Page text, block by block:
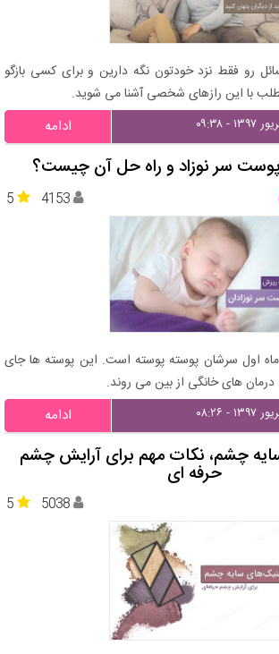
رو فقط نزد خودتون نگه دارین و برای کسی بازگو
با این رازهای شخصی آشنا می شوید.
ادامه
سر نوزاد و راه حل آن چیست؟
5 4153
ماه اول سرشان پوسته پوسته است. این پوسته ها جای
درمان های خانگی از بین می روند.
ادامه
چشم، نکات مهم برای آرایش چشم
حرفه ای
5 5038